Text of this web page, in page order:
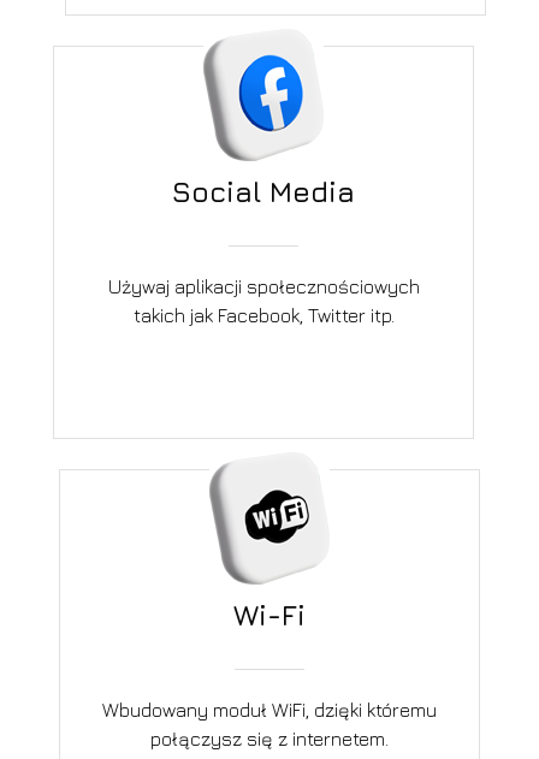
Social Media
Używaj aplikacji społecznościowych
takich jak Facebook, Twitter itp.
Wi-Fi
Wbudowany moduł WiFi, dzięki któremu
połączysz się z internetem.